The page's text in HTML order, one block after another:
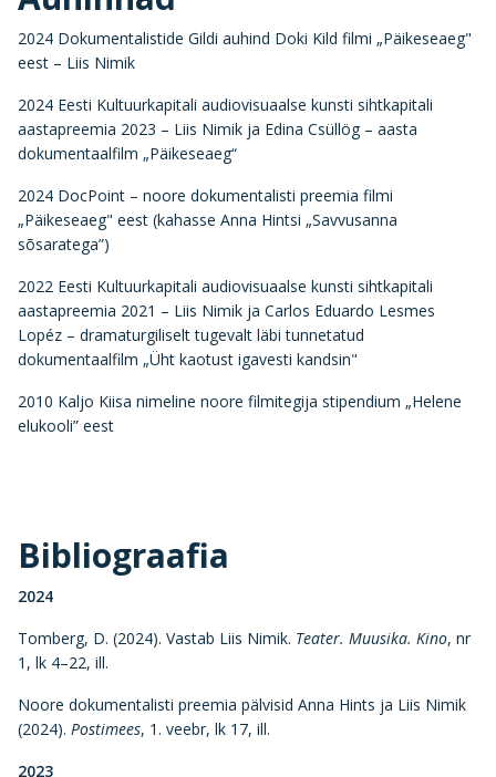
2024 Dokumentalistide Gildi auhind Doki Kild filmi „Päikeseaeg"
eest – Liis Nimik
2024 Eesti Kultuurkapitali audiovisuaalse kunsti sihtkapitali
aastapreemia 2023 – Liis Nimik ja Edina Csüllög – aasta
dokumentaalfilm „Päikeseaeg“
2024 DocPoint – noore dokumentalisti preemia filmi
„Päikeseaeg" eest (kahasse Anna Hintsi „Savvusanna
sõsaratega”)
2022 Eesti Kultuurkapitali audiovisuaalse kunsti sihtkapitali
aastapreemia 2021 – Liis Nimik ja Carlos Eduardo Lesmes
Lopéz – dramaturgiliselt tugevalt läbi tunnetatud
dokumentaalfilm „Üht kaotust igavesti kandsin"
2010 Kaljo Kiisa nimeline noore filmitegija stipendium „Helene
elukooli” eest
Bibliograafia
2024
Tomberg, D. (2024). Vastab Liis Nimik. Teater. Muusika. Kino, nr
1, lk 4–22, ill.
Noore dokumentalisti preemia pälvisid Anna Hints ja Liis Nimik
(2024). Postimees, 1. veebr, lk 17, ill.
2023